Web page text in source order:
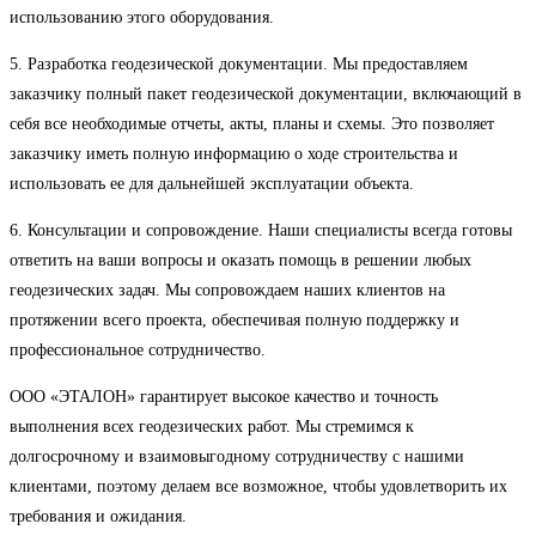
использованию этого оборудования.
5. Разработка геодезической документации. Мы предоставляем
заказчику полный пакет геодезической документации, включающий в
себя все необходимые отчеты, акты, планы и схемы. Это позволяет
заказчику иметь полную информацию о ходе строительства и
использовать ее для дальнейшей эксплуатации объекта.
6. Консультации и сопровождение. Наши специалисты всегда готовы
ответить на ваши вопросы и оказать помощь в решении любых
геодезических задач. Мы сопровождаем наших клиентов на
протяжении всего проекта, обеспечивая полную поддержку и
профессиональное сотрудничество.
ООО «ЭТАЛОН» гарантирует высокое качество и точность
выполнения всех геодезических работ. Мы стремимся к
долгосрочному и взаимовыгодному сотрудничеству с нашими
клиентами, поэтому делаем все возможное, чтобы удовлетворить их
требования и ожидания.